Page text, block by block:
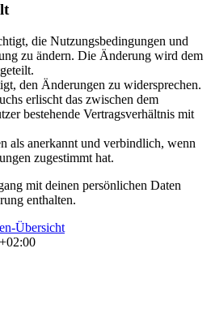
die Nutzungsbedingungen und
zu ändern. Die Änderung wird dem
den Änderungen zu widersprechen.
erlischt das zwischen dem
bestehende Vertragsverhältnis mit
als anerkannt und verbindlich, wenn
zugestimmt hat.
mit deinen persönlichen Daten
enthalten.
Übersicht